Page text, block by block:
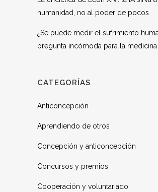
humanidad, no al poder de pocos
¿Se puede medir el sufrimiento
pregunta incómoda para la medicina
CATEGORÍAS
Anticoncepción
Aprendiendo de otros
Concepción y anticoncepción
Concursos y premios
Cooperación y voluntariado